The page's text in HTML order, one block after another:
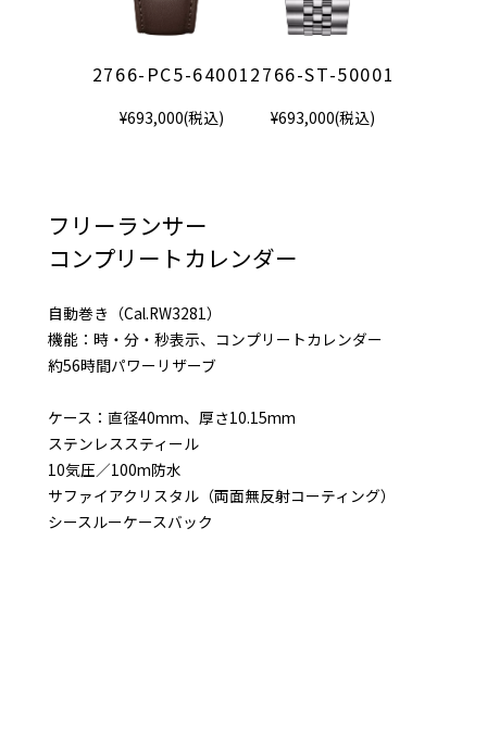
2766-PC5-64001
¥693,000(税込)
2766-ST-50001
¥693,000(税込)
フリーランサー
コンプリートカレンダー
自動巻き（Cal.RW3281）
機能：時・分・秒表示、コンプリートカレンダー
約56時間パワーリザーブ
ケース：直径40mm、厚さ10.15mm
ステンレススティール
10気圧／100m防水
サファイアクリスタル（両面無反射コーティング）
シースルーケースバック